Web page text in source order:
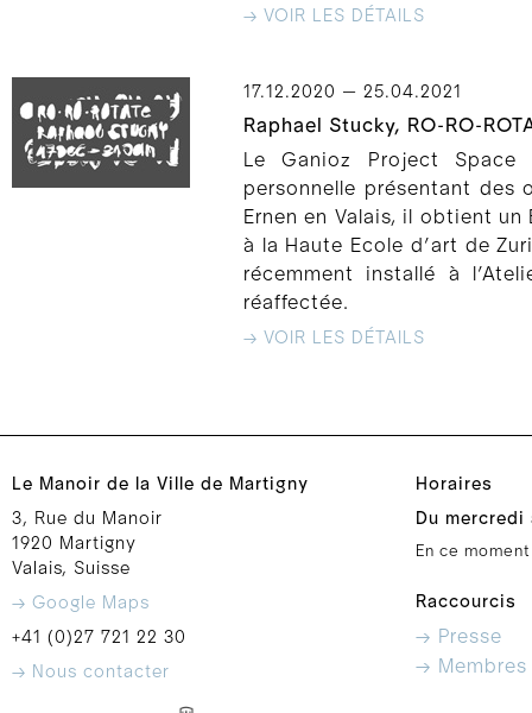
→ VOIR LES DÉTAILS
17.12.2020 — 25.04.2021
Raphael Stucky, RO-RO-
Le Ganioz Project
personnelle présentant des
Ernen en Valais, il obtient
à la Haute Ecole d’art de
récemment installé à
réaffectée.
→ VOIR LES DÉTAILS
Le Manoir de la Ville de Martigny
3, Rue du Manoir
1920 Martigny
Valais, Suisse
→ Google Maps
+41 (0)27 721 22 30
→ Nous contacter
Horaires
Du mercredi
En ce
Raccourcis
→ Presse
→ Membres